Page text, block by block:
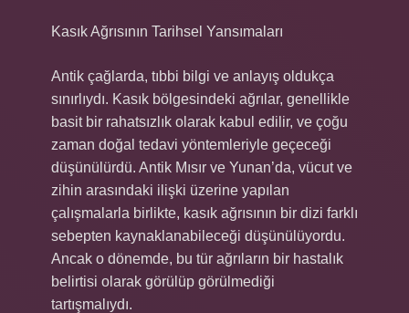
Kasık Ağrısının Tarihsel Yansımaları
Antik çağlarda, tıbbi bilgi ve anlayış oldukça
sınırlıydı. Kasık bölgesindeki ağrılar, genellikle
basit bir rahatsızlık olarak kabul edilir, ve çoğu
zaman doğal tedavi yöntemleriyle geçeceği
düşünülürdü. Antik Mısır ve Yunan’da, vücut ve
zihin arasındaki ilişki üzerine yapılan
çalışmalarla birlikte, kasık ağrısının bir dizi farklı
sebepten kaynaklanabileceği düşünülüyordu.
Ancak o dönemde, bu tür ağrıların bir hastalık
belirtisi olarak görülüp görülmediği
tartışmalıydı.